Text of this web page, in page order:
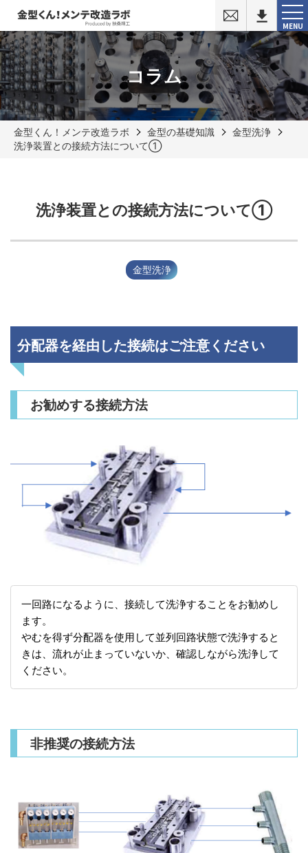
MENU
い
合
わ
せ
コラム
金型くん！メンテ改造ラボ 金型の基礎知識
金型洗浄
洗浄装置との接続方法について①
洗浄装置との接続方法について①
金型洗浄
分配器を経由した接続はご注意ください
お勧めする接続方法
一回路になるように、接続して洗浄することをお勧めし
ます。
やむを得ず分配器を使用して並列回路状態で洗浄すると
きは、流れが止まっていないか、確認しながら洗浄して
ください。
非推奨の接続方法